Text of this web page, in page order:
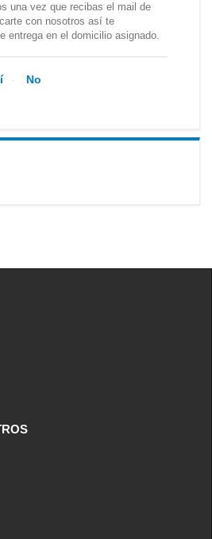
una vez que recibas el mail de
con nosotros así te
entrega en el domicilio asignado.
No